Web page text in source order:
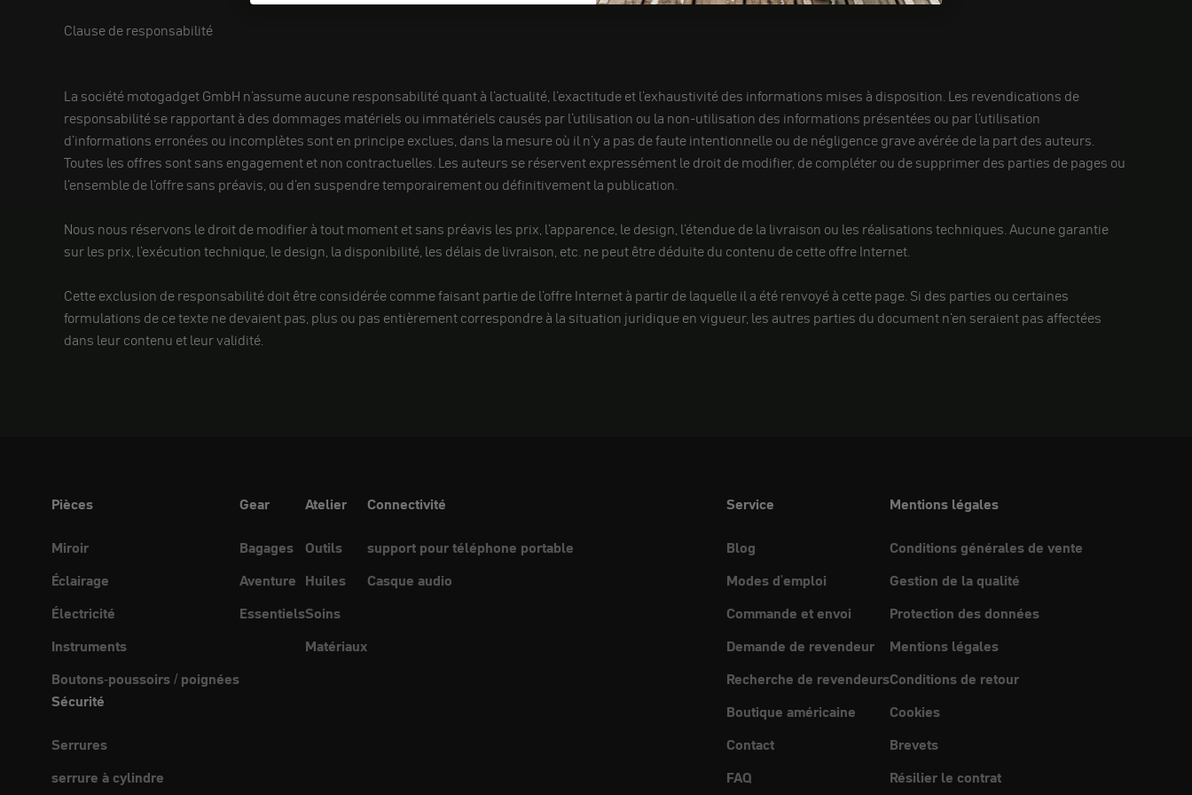
Clause de responsabilité
La société motogadget GmbH n'assume aucune responsabilité quant à l'actualité, l'exactitude et l'exhaustivité des informations mises à disposition. Les revendications de
responsabilité se rapportant à des dommages matériels ou immatériels causés par l'utilisation ou la non-utilisation des informations présentées ou par l'utilisation
d'informations erronées ou incomplètes sont en principe exclues, dans la mesure où il n'y a pas de faute intentionnelle ou de négligence grave avérée de la part des auteurs.
Toutes les offres sont sans engagement et non contractuelles. Les auteurs se réservent expressément le droit de modifier, de compléter ou de supprimer des parties de pages ou
l'ensemble de l'offre sans préavis, ou d'en suspendre temporairement ou définitivement la publication.
Nous nous réservons le droit de modifier à tout moment et sans préavis les prix, l'apparence, le design, l'étendue de la livraison ou les réalisations techniques. Aucune garantie
sur les prix, l'exécution technique, le design, la disponibilité, les délais de livraison, etc. ne peut être déduite du contenu de cette offre Internet.
Cette exclusion de responsabilité doit être considérée comme faisant partie de l'offre Internet à partir de laquelle il a été renvoyé à cette page. Si des parties ou certaines
formulations de ce texte ne devaient pas, plus ou pas entièrement correspondre à la situation juridique en vigueur, les autres parties du document n'en seraient pas affectées
dans leur contenu et leur validité.
Pièces
Miroir
Éclairage
Électricité
Instruments
Boutons-poussoirs / poignées
Gear
Bagages
Aventure
Essentiels
Atelier
Outils
Huiles
Soins
Matériaux
Connectivité
support pour téléphone portable
Casque audio
Sécurité
Serrures
serrure à cylindre
Service
Blog
Modes d'emploi
Commande et envoi
Demande de revendeur
Recherche de revendeurs
Boutique américaine
Contact
FAQ
Mentions légales
Conditions générales de vente
Gestion de la qualité
Protection des données
Mentions légales
Conditions de retour
Cookies
Brevets
Résilier le contrat